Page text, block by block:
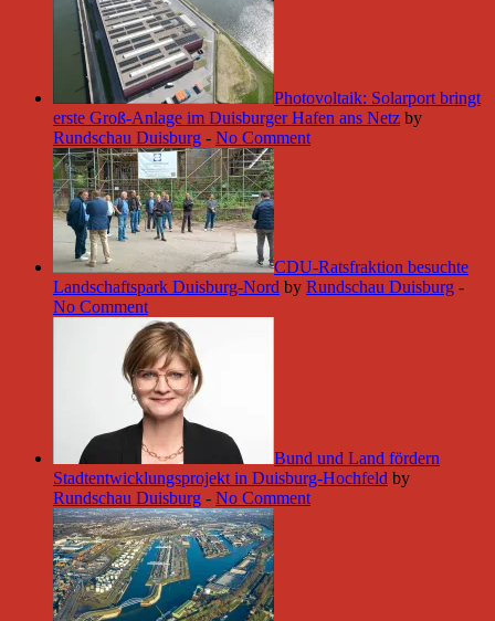
Photovoltaik: Solarport bringt
erste Groß-Anlage im Duisburger Hafen ans Netz by
Rundschau Duisburg - No Comment
CDU-Ratsfraktion besuchte
Landschaftspark Duisburg-Nord by Rundschau Duisburg -
No Comment
Bund und Land fördern
Stadtentwicklungsprojekt in Duisburg-Hochfeld by
Rundschau Duisburg - No Comment